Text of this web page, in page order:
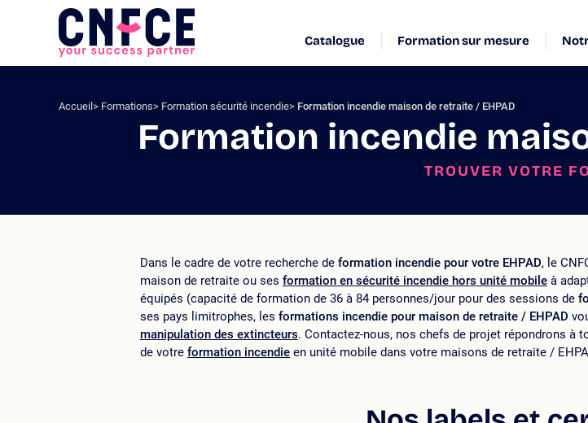
Aller
Logo
site
Catalogue Formation sur mesure
Accueil Formations Formation sécurité incendie Formation incendie maison de retraite / EHPAD
Formation incendie
TROUVER VOTRE
Dans le cadre de votre recherche de formation incendie pour votre EHPAD, le
maison de retraite ou ses formation en sécurité incendie hors unité mobile à
équipés (capacité de formation de 36 à 84 personnes/jour pour des sessions de
ses pays limitrophes, les formations incendie pour maison de retraite / EHPAD
manipulation des extincteurs. Contactez-nous, nos chefs de projet répondrons à
de votre formation incendie en unité mobile dans votre maisons de retraite /